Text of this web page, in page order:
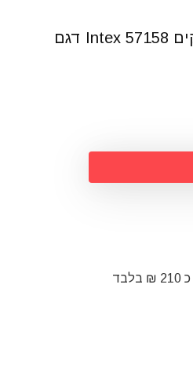
בריכת משחקים Intex 57158 דגם